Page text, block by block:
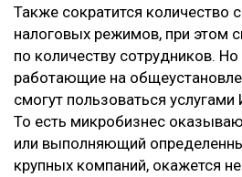
Также сократится количество
налоговых режимов, при этом
по количеству сотрудников.
работающие на
смогут пользоваться
То есть микробизнес
или выполняющий
крупных компаний, окажется